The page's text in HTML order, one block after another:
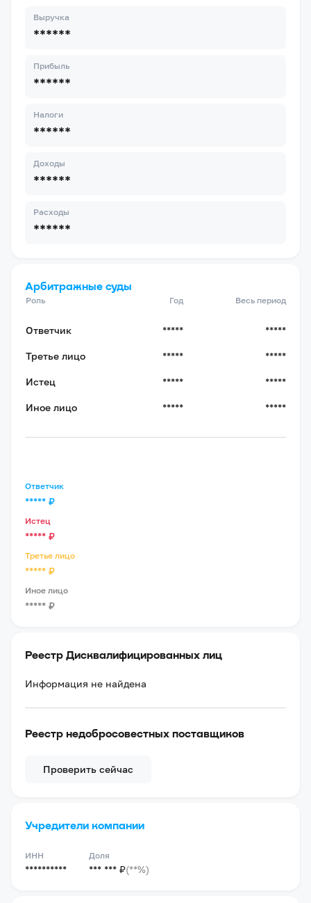
Выручка
******
Прибыль
******
Налоги
******
Доходы
******
Расходы
******
Арбитражные суды
Роль Год Весь период
Ответчик ***** *****
Третье лицо ***** *****
Истец ***** *****
Иное лицо ***** *****
Ответчик
***** ₽
Истец
***** ₽
Третье лицо
***** ₽
Иное лицо
***** ₽
Реестр Дисквалифицированных лиц
Информация не найдена
Реестр недобросовестных поставщиков
Проверить сейчас
Учредители компании
ИНН
**********
Доля
*** *** ₽(**%)